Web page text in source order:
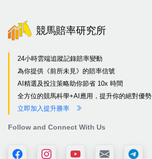
競馬賠率研究所
24小時雲端追蹤記錄賠率變動
為你提供《前所未見》的賠率信號
AI精選及投注策略助你節省 10x 時間
全方位的競馬科學+AI應用，提升你的絕對優勢
立即加入提升勝率
Follow and Connect With Us